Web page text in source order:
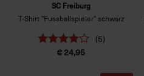
SC Freiburg
T-Shirt "Fussballspieler" schwarz
(5)
€ 24,95